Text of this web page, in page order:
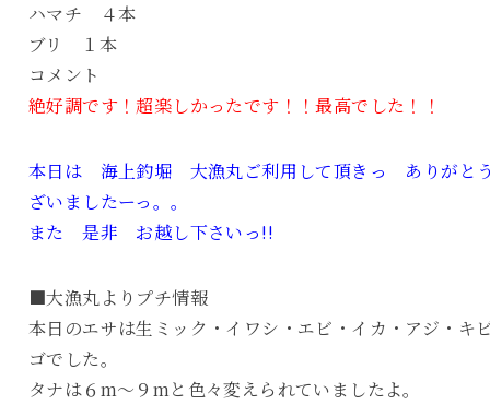
ハマチ ４本
ブリ １本
コメント
絶好調です！超楽しかったです！！最高でした！！
本日は 海上釣堀 大漁丸ご利用して頂きっ ありがと
ざいましたーっ。。
また 是非 お越し下さいっ!!
■大漁丸よりプチ情報
本日のエサは生ミック・イワシ・エビ・イカ・アジ・キ
ゴでした。
タナは６m～９mと色々変えられていましたよ。